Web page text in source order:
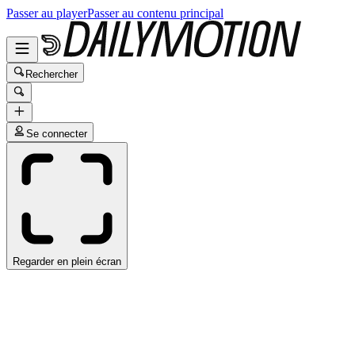
Passer au playerPasser au contenu principal
Rechercher
Se connecter
Regarder en plein écran